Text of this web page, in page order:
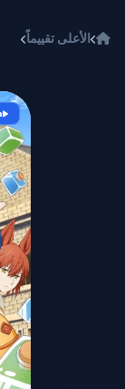
الأعلى تقييماً